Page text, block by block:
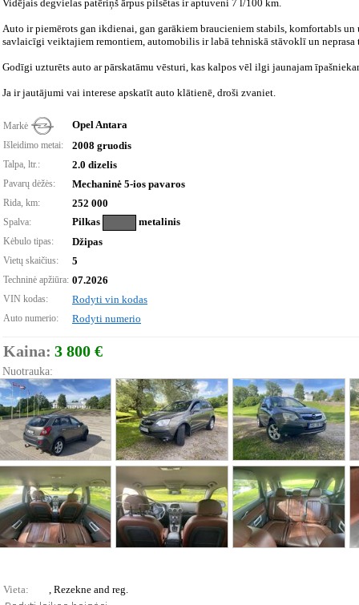
Vidējais degvielas patēriņš ārpus pilsētas ir aptuveni 7 l/100 km.
Auto ir piemērots gan ikdienai, gan garākiem braucieniem stabils, komfortabls
savlaicīgi veiktajiem remontiem, automobilis ir labā tehniskā stāvoklī un
Godīgi uzturēts auto ar pārskatāmu vēsturi, kas kalpos vēl ilgi jaunajam
Ja ir jautājumi vai interese apskatīt auto klātienē, droši zvaniet.
Markė Opel Antara
Išleidimo metai: 2008 gruodis
Talpa, ltr.: 2.0 dizelis
Pavarų dėžės: Mechaninė 5-ios pavaros
Rida, km: 252 000
Spalva: Pilkas metalinis
Kėbulo tipas: Džipas
Vietų skaičius: 5
Techninė apžiūra: 07.2026
VIN kodas: Rodyti vin kodas
Auto numerio: Rodyti numerio
Kaina: 3 800 €
Nuotrauka:
Vieta: , Rezekne and reg.